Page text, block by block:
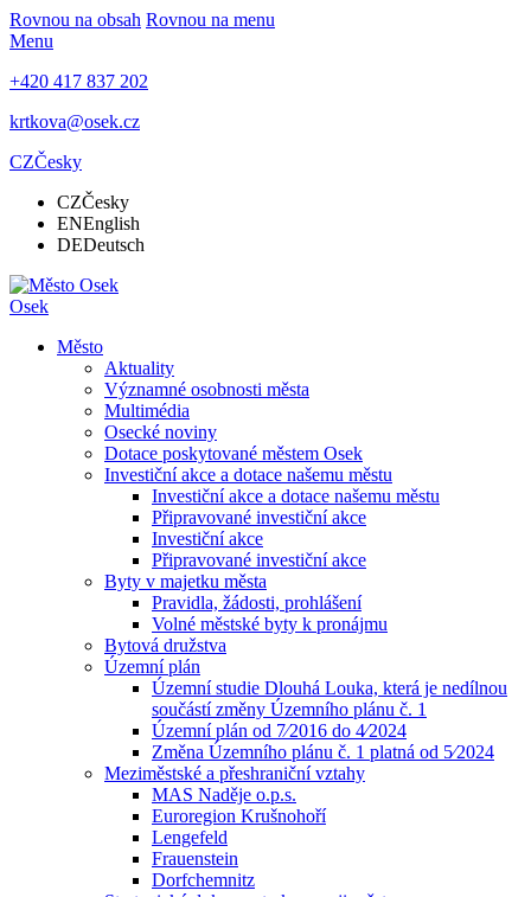
Rovnou na obsah Rovnou na menu
Menu
+420 417 837 202
krtkova@osek.cz
CZČesky
CZČesky
ENEnglish
DEDeutsch
Osek
Město
Aktuality
Významné osobnosti města
Multimédia
Osecké noviny
Dotace poskytované městem Osek
Investiční akce a dotace našemu městu
Investiční akce a dotace našemu městu
Připravované investiční akce
Investiční akce
Připravované investiční akce
Byty v majetku města
Pravidla, žádosti, prohlášení
Volné městské byty k pronájmu
Bytová družstva
Územní plán
Územní studie Dlouhá Louka, která je nedílnou
součástí změny Územního plánu č. 1
Územní plán od 7⁄2016 do 4⁄2024
Změna Územního plánu č. 1 platná od 5⁄2024
Meziměstské a přeshraniční vztahy
MAS Naděje o.p.s.
Euroregion Krušnohoří
Lengefeld
Frauenstein
Dorfchemnitz